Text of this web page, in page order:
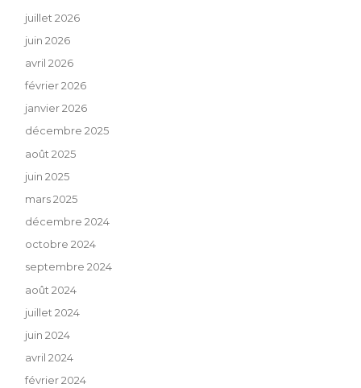
juillet 2026
juin 2026
avril 2026
février 2026
janvier 2026
décembre 2025
août 2025
juin 2025
mars 2025
décembre 2024
octobre 2024
septembre 2024
août 2024
juillet 2024
juin 2024
avril 2024
février 2024